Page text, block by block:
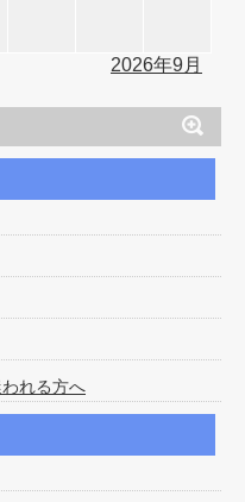
2026年9月
れる方へ